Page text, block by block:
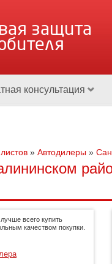
защита
консультация
» Автодилеры »
всего купить
качеством покупки.